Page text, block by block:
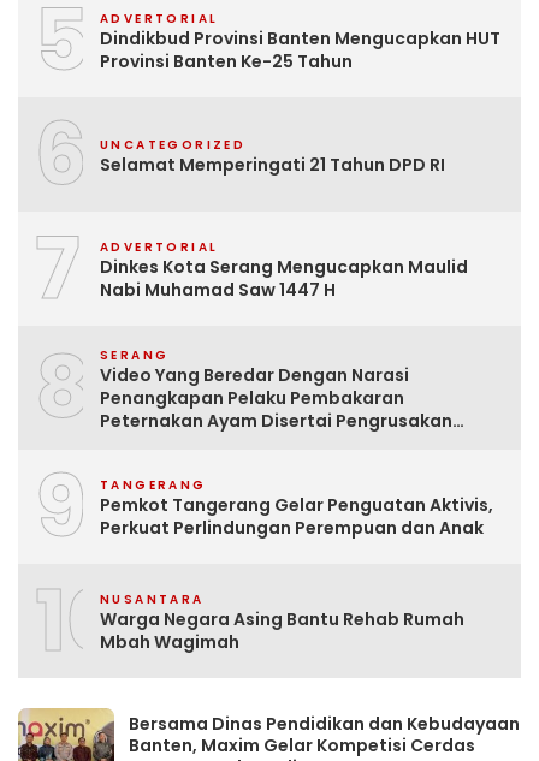
5 ADVERTORIAL
Dindikbud Provinsi Banten Mengucapkan HUT
Provinsi Banten Ke-25 Tahun
6 UNCATEGORIZED
Selamat Memperingati 21 Tahun DPD RI
7 ADVERTORIAL
Dinkes Kota Serang Mengucapkan Maulid
Nabi Muhamad Saw 1447 H
8 SERANG
Video Yang Beredar Dengan Narasi
Penangkapan Pelaku Pembakaran
Peternakan Ayam Disertai Pengrusakan
9 TANGERANG
Pemkot Tangerang Gelar Penguatan Aktivis,
Perkuat Perlindungan Perempuan dan Anak
10NUSANTARA
Warga Negara Asing Bantu Rehab Rumah
Mbah Wagimah
Bersama Dinas Pendidikan dan Kebudayaan
Banten, Maxim Gelar Kompetisi Cerdas